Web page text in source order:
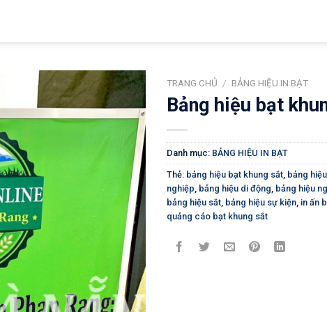
TRANG CHỦ / BẢNG HIỆU IN BẠT
Bảng hiệu bạt
Danh mục: BẢNG HIỆU IN BẠT
Thẻ: bảng hiệu bạt khung sắt bảng
nghiệp bảng hiệu di động bảng hiệu
bảng hiệu sắt bảng hiệu sự kiện in ấn
quảng cáo bạt khung sắt